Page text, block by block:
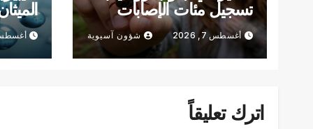
تسجيل مئات الإصابات
بلدغات القراد
أغسطس 7, 2026 شؤون آسيوية
ماأغسطس 7,
اترك تعليقاً